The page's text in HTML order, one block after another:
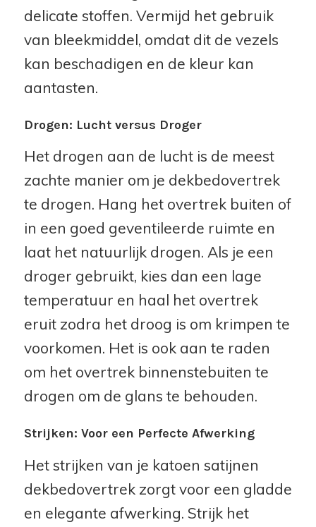
delicate stoffen. Vermijd het gebruik
van bleekmiddel, omdat dit de vezels
kan beschadigen en de kleur kan
aantasten.
Drogen: Lucht versus Droger
Het drogen aan de lucht is de meest
zachte manier om je dekbedovertrek
te drogen. Hang het overtrek buiten of
in een goed geventileerde ruimte en
laat het natuurlijk drogen. Als je een
droger gebruikt, kies dan een lage
temperatuur en haal het overtrek
eruit zodra het droog is om krimpen te
voorkomen. Het is ook aan te raden
om het overtrek binnenstebuiten te
drogen om de glans te behouden.
Strijken: Voor een Perfecte Afwerking
Het strijken van je katoen satijnen
dekbedovertrek zorgt voor een gladde
en elegante afwerking. Strijk het